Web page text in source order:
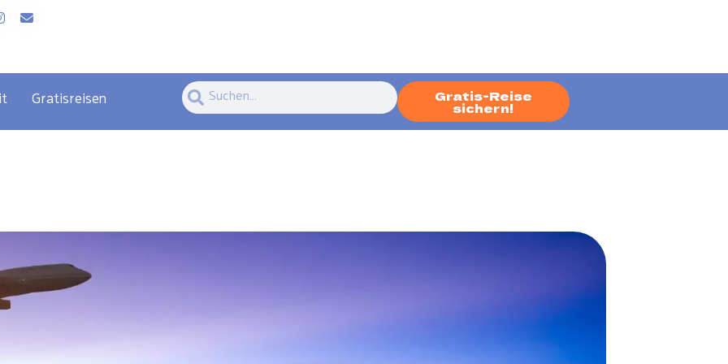
Gratisreisen
SucheSuche Gratis-Reise
sichern!